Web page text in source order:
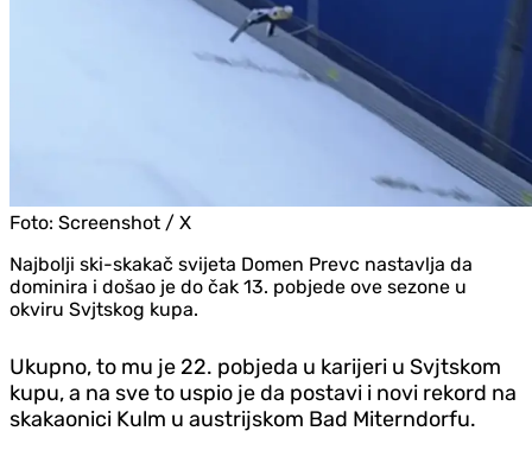
Foto: Screenshot / X
Najbolji ski-skakač svijeta Domen Prevc nastavlja da
dominira i došao je do čak 13. pobjede ove sezone u
okviru Svjtskog kupa.
Ukupno, to mu je 22. pobjeda u karijeri u Svjtskom
kupu, a na sve to uspio je da postavi i novi rekord na
skakaonici Kulm u austrijskom Bad Miterndorfu.